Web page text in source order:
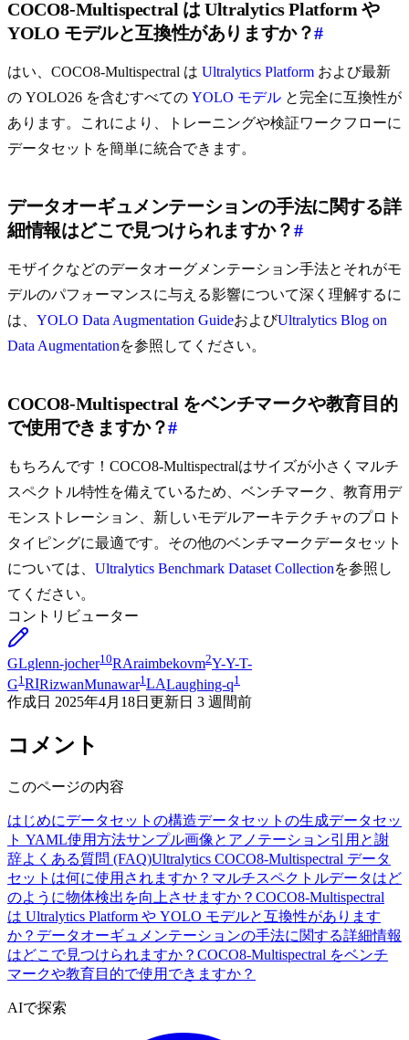
COCO8-Multispectral は Ultralytics Platform や
YOLO モデルと互換性がありますか？#
はい、COCO8-Multispectral は Ultralytics Platform および最新
の YOLO26 を含むすべての YOLO モデル と完全に互換性が
あります。これにより、トレーニングや検証ワークフローに
データセットを簡単に統合できます。
データオーギュメンテーションの手法に関する詳
細情報はどこで見つけられますか？#
モザイクなどのデータオーグメンテーション手法とそれがモ
デルのパフォーマンスに与える影響について深く理解するに
は、 YOLO Data Augmentation GuideおよびUltralytics Blog on
Data Augmentationを参照してください。
COCO8-Multispectral をベンチマークや教育目的
で使用できますか？#
もちろんです！COCO8-Multispectralはサイズが小さくマルチ
スペクトル特性を備えているため、ベンチマーク、教育用デ
モンストレーション、新しいモデルアーキテクチャのプロト
タイピングに最適です。その他のベンチマークデータセット
については、 Ultralytics Benchmark Dataset Collectionを参照し
てください。
コントリビューター
GLglenn-jocher10RAraimbekovm2Y-Y-T-
G1 RIRizwanMunawar1 LALaughing-q1
作成日 2025年4月18日 更新日 3 週間前
コメント
このページの内容
はじめにデータセットの構造データセットの生成データセッ
ト YAML使用方法サンプル画像とアノテーション引用と謝
辞よくある質問 (FAQ)Ultralytics COCO8-Multispectral データ
セットは何に使用されますか？ マルチスペクトルデータはど
のように物体検出を向上させますか？ COCO8-Multispectral
は Ultralytics Platform や YOLO モデルと互換性があります
か？ データオーギュメンテーションの手法に関する詳細情報
はどこで見つけられますか？ COCO8-Multispectral をベンチ
マークや教育目的で使用できますか？
AIで探索